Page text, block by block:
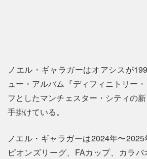
ノエル・ギャラガーはオアシスが
ュー・アルバム『ディフィニトリー
フとしたマンチェスター・シティの
手掛けている。
ノエル・ギャラガーは2024年〜
ピオンズリーグ、FAカップ、カラ